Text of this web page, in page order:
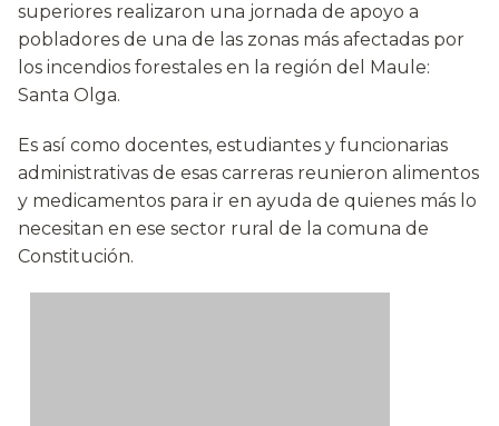
superiores realizaron una jornada de apoyo a
pobladores de una de las zonas más afectadas por
los incendios forestales en la región del Maule:
Santa Olga.
Es así como docentes, estudiantes y funcionarias
administrativas de esas carreras reunieron alimentos
y medicamentos para ir en ayuda de quienes más lo
necesitan en ese sector rural de la comuna de
Constitución.